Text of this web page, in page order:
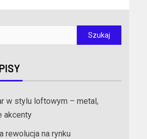
w stylu loftowym – metal,
akcenty
rewolucja na rynku